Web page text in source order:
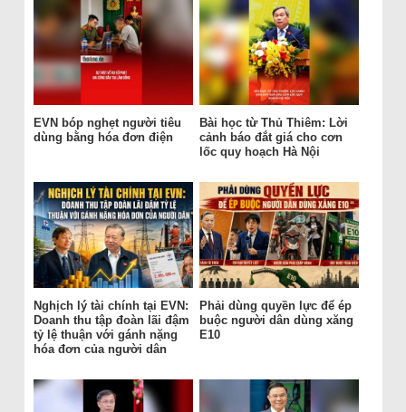
EVN bóp nghẹt người tiêu
dùng bằng hóa đơn điện
Bài học từ Thủ Thiêm: Lời
cảnh báo đắt giá cho cơn
lốc quy hoạch Hà Nội
Nghịch lý tài chính tại EVN:
Doanh thu tập đoàn lãi đậm
tỷ lệ thuận với gánh nặng
hóa đơn của người dân
Phải dùng quyền lực để ép
buộc người dân dùng xăng
E10